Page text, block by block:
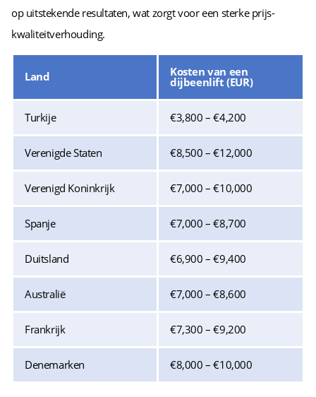
op uitstekende resultaten, wat zorgt voor een sterke prijs-
kwaliteitverhouding.
Land Kosten van een
dijbeenlift (EUR)
Turkije €3,800 – €4,200
Verenigde Staten €8,500 – €12,000
Verenigd Koninkrijk €7,000 – €10,000
Spanje €7,000 – €8,700
Duitsland €6,900 – €9,400
Australië €7,000 – €8,600
Frankrijk €7,300 – €9,200
Denemarken €8,000 – €10,000